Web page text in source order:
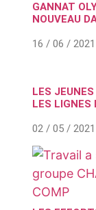
GANNAT
NOUVEAU
16 / 06 / 2021
LES
LES LIGNES
02 / 05 / 2021